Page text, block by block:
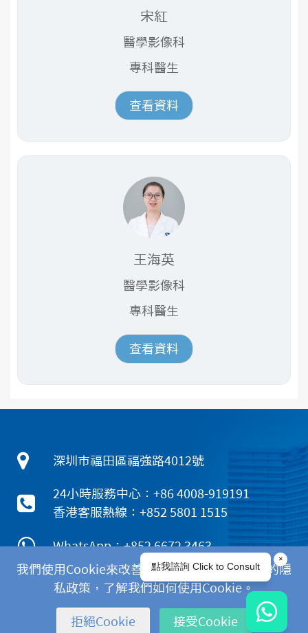
我們使用Cookie來改善您的體驗。請閱讀我們的隱
私政策，了解我們如何使用Cookie。
拒絕Cookie 接受Cookie
宋紅
醫學影像科
專科醫生
查看資料
王海英
醫學影像科
專科醫生
查看資料
深圳市福田區福強路4012號
24小時服務中心：+86 4008-919191
香港客服熱線：+852 5801 1515
WhatsApp：+852 6672 3463
隱私政策 | 免責聲明 | Cookies政策 |
Copyright © 2025 深圳新風和睦家醫院版權所有